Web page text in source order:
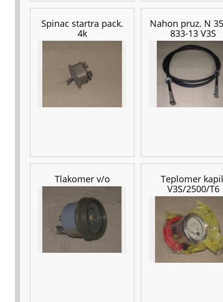
Spinac startra pack.
4k
Nahon pruz. N
833-13 V3S
Tlakomer v/o
Teplomer
V3S/2500/T6